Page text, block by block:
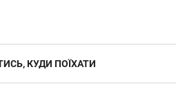
КУДИ ПОЇХАТИ